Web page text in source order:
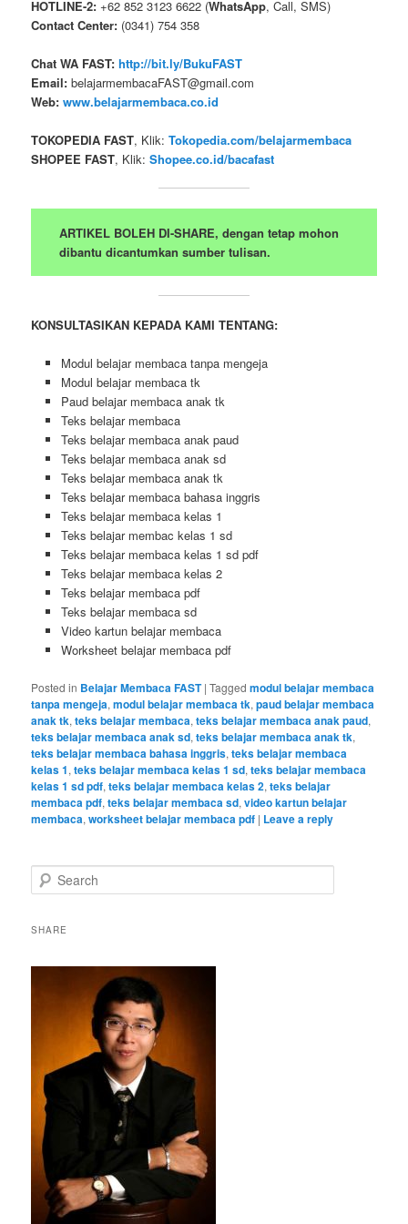
HOTLINE-2: +62 852 3123 6622 (WhatsApp, Call, SMS)
Contact Center: (0341) 754 358
Chat WA FAST: http://bit.ly/BukuFAST
Email: belajarmembacaFAST@gmail.com
Web: www.belajarmembaca.co.id
TOKOPEDIA FAST, Klik:Tokopedia.com/belajarmembaca
SHOPEE FAST, Klik:Shopee.co.id/bacafast
ARTIKEL BOLEH DI-SHARE, dengan tetap mohon
dibantu dicantumkan sumber tulisan.
KONSULTASIKAN KEPADA KAMI TENTANG:
Modul belajar membaca tanpa mengeja
Modul belajar membaca tk
Paud belajar membaca anak tk
Teks belajar membaca
Teks belajar membaca anak paud
Teks belajar membaca anak sd
Teks belajar membaca anak tk
Teks belajar membaca bahasa inggris
Teks belajar membaca kelas 1
Teks belajar membac kelas 1 sd
Teks belajar membaca kelas 1 sd pdf
Teks belajar membaca kelas 2
Teks belajar membaca pdf
Teks belajar membaca sd
Video kartun belajar membaca
Worksheet belajar membaca pdf
Posted in Belajar Membaca FAST |Tagged modul belajar membaca
tanpa mengeja,modul belajar membaca tk,paud belajar membaca
anak tk,teks belajar membaca,teks belajar membaca anak paud,
teks belajar membaca anak sd,teks belajar membaca anak tk,
teks belajar membaca bahasa inggris,teks belajar membaca
kelas 1,teks belajar membaca kelas 1 sd,teks belajar membaca
kelas 1 sd pdf,teks belajar membaca kelas 2,teks belajar
membaca pdf,teks belajar membaca sd,video kartun belajar
membaca,worksheet belajar membaca pdf | Leave a reply
e
rSHARE